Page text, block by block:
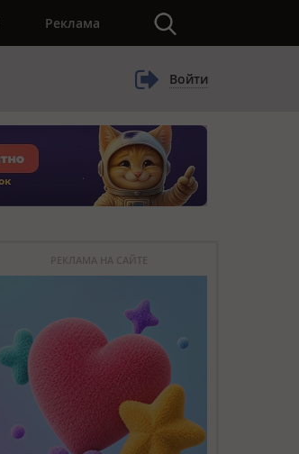
Реклама
Войти
РЕКЛАМА НА САЙТЕ